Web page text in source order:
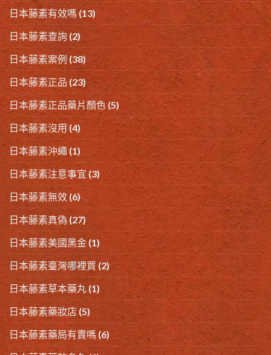
日本藤素有效嗎(13)
日本藤素查詢 (2)
日本藤素案例 (38)
日本藤素正品 (23)
日本藤素正品藥片顏色 (5)
日本藤素沒用(4)
日本藤素沖繩 (1)
日本藤素注意事宜 (3)
日本藤素無效(6)
日本藤素真偽 (27)
日本藤素美國黑金 (1)
日本藤素臺灣哪裡買 (2)
日本藤素草本藥丸(1)
日本藤素藥妝店 (5)
日本藤素藥局有賣嗎 (6)